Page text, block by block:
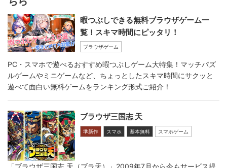
暇つぶしできる無料ブラウザゲーム一
覧！スキマ時間にピッタリ！
ブラウザゲーム
PC・スマホで遊べるおすすめ暇つぶしゲーム大特集！マッチパズ
ルゲームやミニゲームなど、ちょっとしたスキマ時間にサクッと
遊べて面白い無料ゲームをランキング形式ご紹介！
ブラウザ三国志 天
準新作 スマホ 基本無料 スマホゲーム